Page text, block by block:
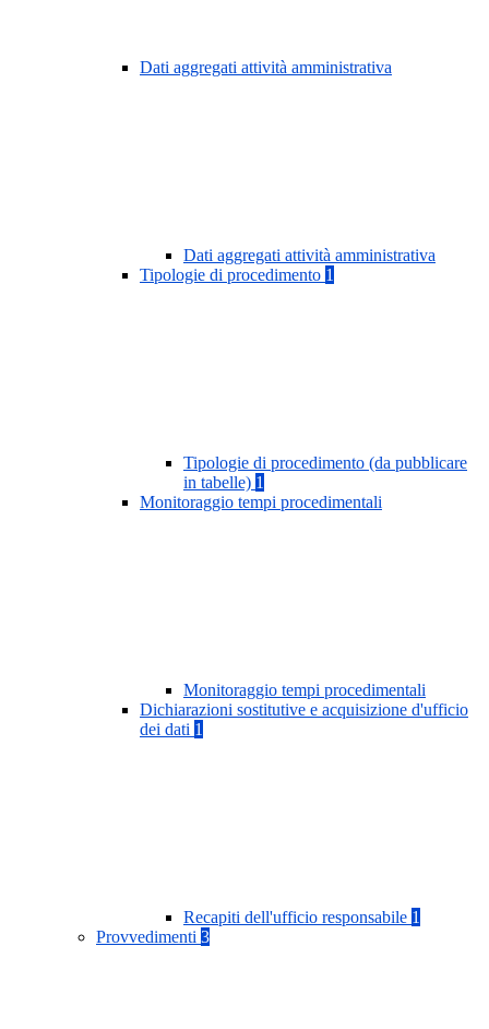
Dati aggregati attività amministrativa
Dati aggregati attività amministrativa
Tipologie di procedimento 1
Tipologie di procedimento (da pubblicare
in tabelle) 1
Monitoraggio tempi procedimentali
Monitoraggio tempi procedimentali
Dichiarazioni sostitutive e acquisizione d'ufficio
dei dati 1
Recapiti dell'ufficio responsabile 1
Provvedimenti 3